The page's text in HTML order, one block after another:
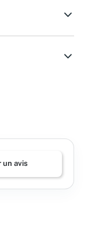
un avis